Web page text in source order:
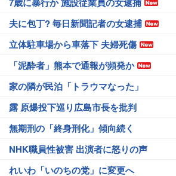
夫に包丁? 毎日新聞記者の女逮捕
立体駐車場から車落下 夫婦死傷
「泥酔者」熊本で通報が頻発か
家の隣が民泊「トラウマなった」
露 原爆投下巡り広島市長を批判
無期刑の「終身刑化」傾向続く
NHK職員性被害 出演者に怒りの声
れいわ「いのちの党」に変更へ